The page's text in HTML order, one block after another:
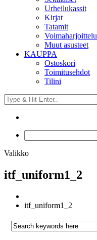
Urheilukassit
Kirjat
Tatamit
Voimaharjoittelu
Muut asusteet
KAUPPA
Ostoskori
Toimitusehdot
Tilini
Valikko
itf_uniform1_2
itf_uniform1_2